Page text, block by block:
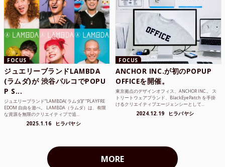
FOCUS
ジュエリーブランドLAMBDA
(ラムダ)が 渋谷パルコでPOPU
P S...
ジュエリーブランド“LAMBDA( ラムダ))” “PLAYFRE
EDOM 自由を遊べ。 LAMBDA（ラムダ）は、有限
な資源を無限のクリエイティブで追...
2025.1.16 ヒラバヤシ
FOCUS
ANCHOR INC.が初のPOPUP
OFFICEを開催。
東京拠点のデザインオフィス、ANCHOR INC.。 ス
トリートウェアブランド、BlackEyePatch を手掛
けるクリエイティブエージェンシーとして...
2024.12.19 ヒラバヤシ
MORE